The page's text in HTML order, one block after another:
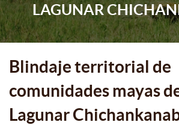
LAGUNAR
Blindaje territorial de
comunidades mayas
Lagunar